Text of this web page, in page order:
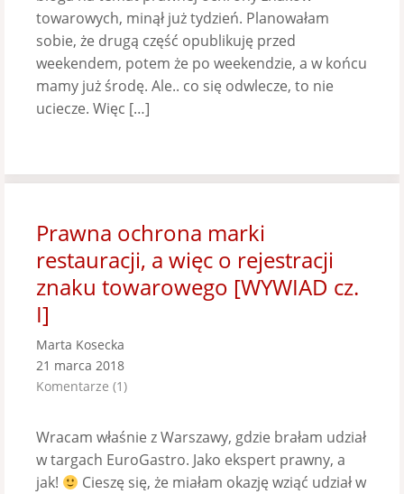
towarowych, minął już tydzień. Planowałam
sobie, że drugą część opublikuję przed
weekendem, potem że po weekendzie, a w końcu
mamy już środę. Ale.. co się odwlecze, to nie
uciecze. Więc […]
Prawna ochrona marki
restauracji, a więc o rejestracji
znaku towarowego [WYWIAD cz.
I]
Marta Kosecka
21 marca 2018
Komentarze (1)
Wracam właśnie z Warszawy, gdzie brałam udział
w targach EuroGastro. Jako ekspert prawny, a
jak!
Cieszę się, że miałam okazję wziąć udział w